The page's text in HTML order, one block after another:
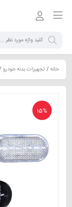
خانه/تجهیزات بدنه خودرو
15%